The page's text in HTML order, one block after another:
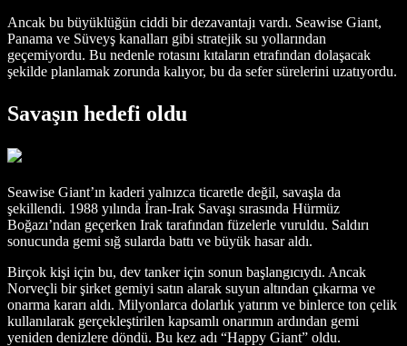
Ancak bu büyüklüğün ciddi bir dezavantajı vardı. Seawise Giant,
Panama ve Süveyş kanalları gibi stratejik su yollarından
geçemiyordu. Bu nedenle rotasını kıtaların etrafından dolaşacak
şekilde planlamak zorunda kalıyor, bu da sefer sürelerini uzatıyordu.
Savaşın hedefi oldu
Seawise Giant’ın kaderi yalnızca ticaretle değil, savaşla da
şekillendi. 1988 yılında İran-Irak Savaşı sırasında Hürmüz
Boğazı’ndan geçerken Irak tarafından füzelerle vuruldu. Saldırı
sonucunda gemi sığ sularda battı ve büyük hasar aldı.
Birçok kişi için bu, dev tanker için sonun başlangıcıydı. Ancak
Norveçli bir şirket gemiyi satın alarak suyun altından çıkarma ve
onarma kararı aldı. Milyonlarca dolarlık yatırım ve binlerce ton çelik
kullanılarak gerçekleştirilen kapsamlı onarımın ardından gemi
yeniden denizlere döndü. Bu kez adı “Happy Giant” oldu.